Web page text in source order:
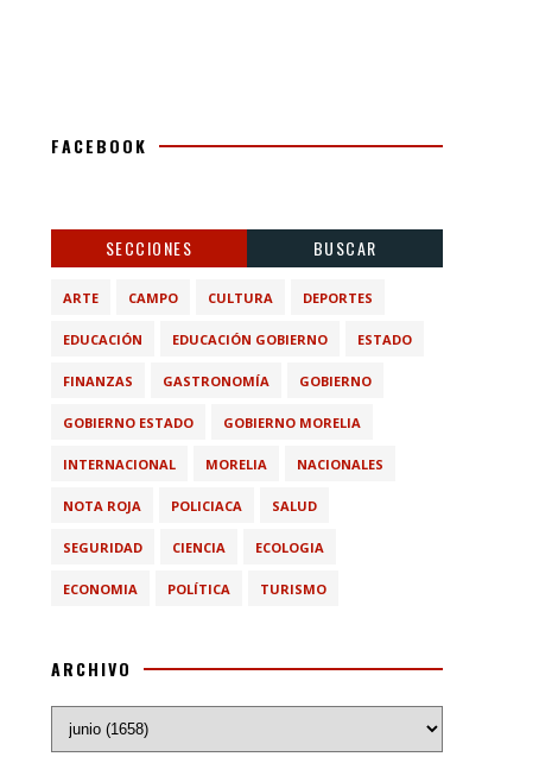
FACEBOOK
SECCIONES BUSCAR
ARTE CAMPO CULTURA DEPORTES
EDUCACIÓN EDUCACIÓN GOBIERNO ESTADO
FINANZAS GASTRONOMÍA GOBIERNO
GOBIERNO ESTADO GOBIERNO MORELIA
INTERNACIONAL MORELIA NACIONALES
NOTA ROJA POLICIACA SALUD
SEGURIDAD CIENCIA ECOLOGIA
ECONOMIA POLÍTICA TURISMO
ARCHIVO